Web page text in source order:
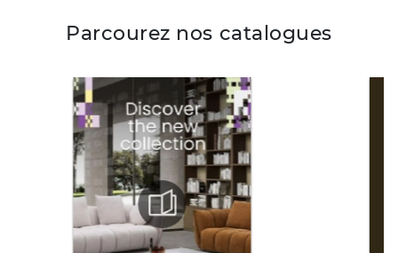
Parcourez nos catalogues